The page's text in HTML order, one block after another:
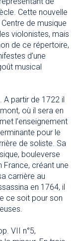
Cette nouvelle
de musique
violonistes, mais
de ce répertoire,
d’une
musical
A partir de 1722 il
où il sera en
l’enseignement
pour le
de soliste. Sa
bouleverse
France, créant une
carrière au
en 1764, il
ce soit pour son
VII n°5,